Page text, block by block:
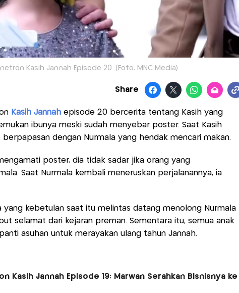
Kasih Jannah Episode 20. (Foto: MNC Media)
Share
Kasih Jannahepisode 20 bercerita tentang Kasih yang
ibunya meski sudah menyebar poster. Saat Kasih
berpapasan dengan Nurmala yang hendak mencari makan.
poster, dia tidak sadar jika orang yang
Saat Nurmala kembali meneruskan perjalanannya, ia
yang kebetulan saat itu melintas datang menolong Nurmala
selamat dari kejaran preman. Sementara itu, semua anak
asuhan untuk merayakan ulang tahun Jannah.
Kasih Jannah Episode 19: Marwan Serahkan Bisnisnya ke